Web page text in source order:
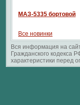
МАЗ-5335 бортовой
Все новинки
Вся информация на
Гражданского кодекса
характеристики перед